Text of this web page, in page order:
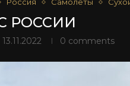
РОССИИ
13.11.2022 0 comments